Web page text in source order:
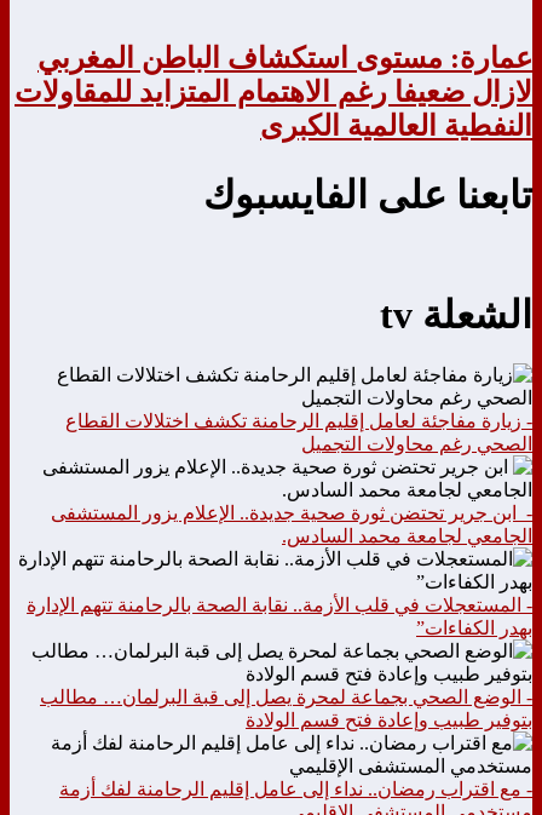
عمارة: مستوى استكشاف الباطن المغربي
لازال ضعيفا رغم الاهتمام المتزايد للمقاولات
النفطية العالمية الكبرى
تابعنا على الفايسبوك
الشعلة tv
- زيارة مفاجئة لعامل إقليم الرحامنة تكشف اختلالات القطاع
الصحي رغم محاولات التجميل
- ابن جرير تحتضن ثورة صحية جديدة.. الإعلام يزور المستشفى
الجامعي لجامعة محمد السادس.
- المستعجلات في قلب الأزمة.. نقابة الصحة بالرحامنة تتهم الإدارة
بهدر الكفاءات”
- الوضع الصحي بجماعة لمحرة يصل إلى قبة البرلمان… مطالب
بتوفير طبيب وإعادة فتح قسم الولادة
- مع اقتراب رمضان.. نداء إلى عامل إقليم الرحامنة لفك أزمة